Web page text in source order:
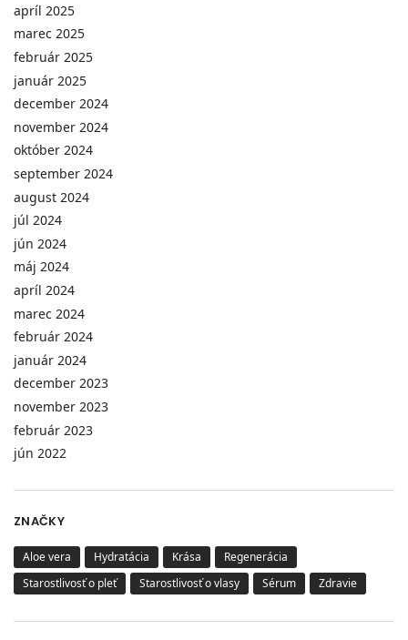
apríl 2025
marec 2025
február 2025
január 2025
december 2024
november 2024
október 2024
september 2024
august 2024
júl 2024
jún 2024
máj 2024
apríl 2024
marec 2024
február 2024
január 2024
december 2023
november 2023
február 2023
jún 2022
ZNAČKY
Aloe vera Hydratácia Krása
Regenerácia
Starostlivosť o pleť
Starostlivosť o vlasy Sérum Zdravie